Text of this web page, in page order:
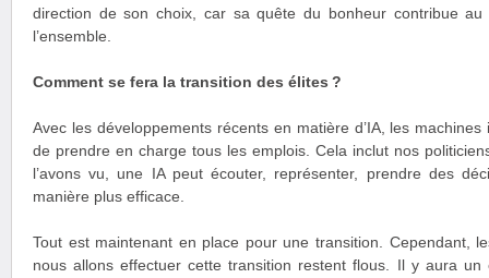
direction de son choix, car sa quête du bonheur contribue
l’ensemble.
Comment se fera la transition des élites ?
Avec les développements récents en matière d’IA, les
de prendre en charge tous les emplois. Cela inclut nos
l’avons vu, une IA peut écouter, représenter, prendre des
manière plus efficace.
Tout est maintenant en place pour une transition. Cependant,
nous allons effectuer cette transition restent flous. Il y aura un